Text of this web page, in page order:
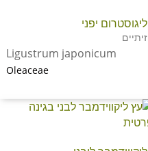
ליגוסטרום יפני
זיתיים
Ligustrum japonicum
Oleaceae